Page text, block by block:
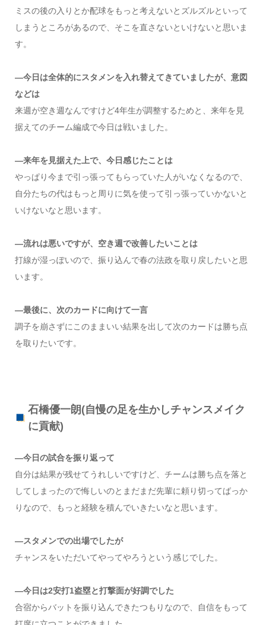
ミスの後の入りとか配球をもっと考えないとズルズルといって
しまうところがあるので、そこを直さないといけないと思いま
す。
―今日は全体的にスタメンを入れ替えてきていましたが、意図
などは
来週が空き週なんですけど4年生が調整するためと、来年を見
据えてのチーム編成で今日は戦いました。
―来年を見据えた上で、今日感じたことは
やっぱり今まで引っ張ってもらっていた人がいなくなるので、
自分たちの代はもっと周りに気を使って引っ張っていかないと
いけないなと思います。
―流れは悪いですが、空き週で改善したいことは
打線が湿っぽいので、振り込んで春の法政を取り戻したいと思
います。
―最後に、次のカードに向けて一言
調子を崩さずにこのままいい結果を出して次のカードは勝ち点
を取りたいです。
石橋優一朗(自慢の足を生かしチャンスメイク
に貢献)
―今日の試合を振り返って
自分は結果が残せてうれしいですけど、チームは勝ち点を落と
してしまったので悔しいのとまだまだ先輩に頼り切ってばっか
りなので、もっと経験を積んでいきたいなと思います。
―スタメンでの出場でしたが
チャンスをいただいてやってやろうという感じでした。
―今日は2安打1盗塁と打撃面が好調でした
合宿からバットを振り込んできたつもりなので、自信をもって